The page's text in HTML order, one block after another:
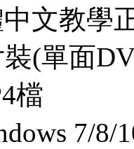
文教學
(單面
檔
7/8/